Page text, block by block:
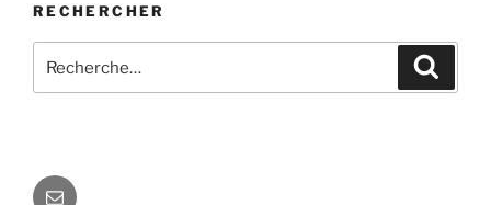
RECHERCHER
pour
E-